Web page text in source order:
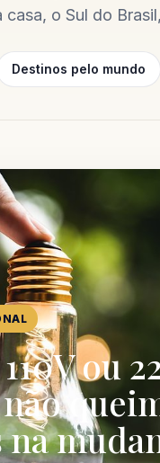
casa, o Sul do
Destinos pelo mundo
ou